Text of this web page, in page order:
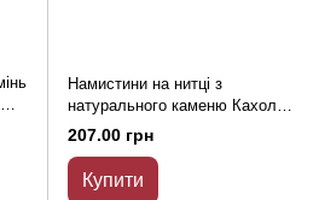
Намистини на нитці з
натурального каменю Кахолонг
галтівка d-8х11 (+ -) мм L-38см
207.00 грн
Купити